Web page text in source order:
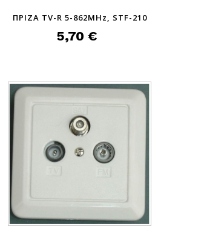
ΠΡΙΖΑ TV-R 5-862MHz, STF-210
5,70 €